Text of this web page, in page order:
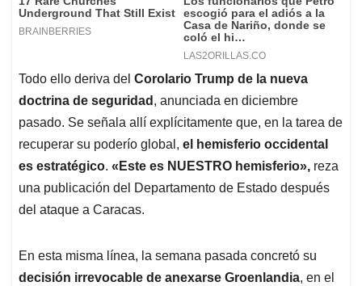
Todo ello deriva del Corolario Trump de la nueva
doctrina de seguridad , anunciada en diciembre
pasado. Se señala allí explícitamente que, en la tarea de
recuperar su poderío global, el hemisferio occidental
es estratégico. «Este es NUESTRO hemisferio», reza
una publicación del Departamento de Estado después
del ataque a Caracas.
En esta misma línea, la semana pasada concretó su
decisión irrevocable de anexarse Groenlandia, en el